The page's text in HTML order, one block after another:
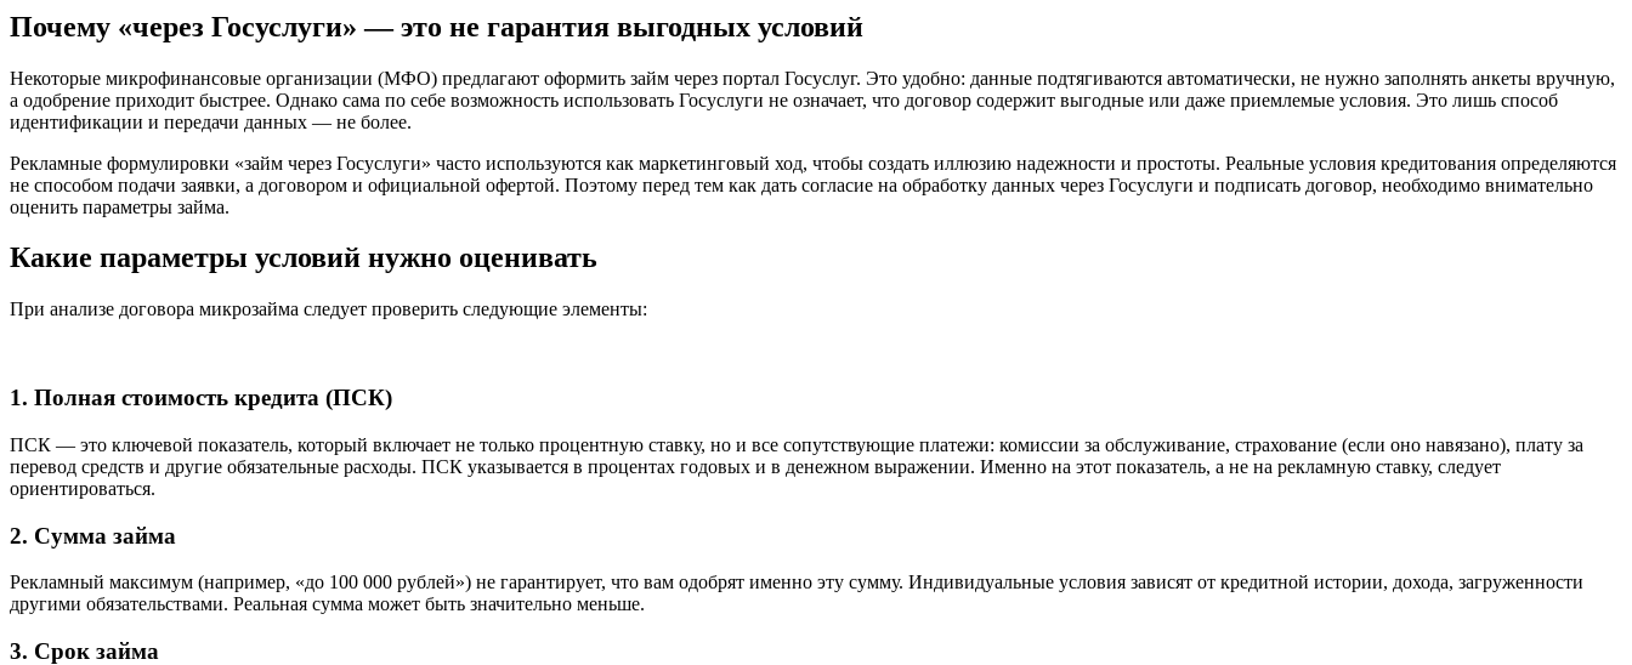
Почему «через Госуслуги» — это не гарантия выгодных условий
Некоторые микрофинансовые организации (МФО) предлагают оформить займ через портал Госуслуг. Это удобно: данные подтягиваются автоматически, не нужно заполнять анкеты вручную,
а одобрение приходит быстрее. Однако сама по себе возможность использовать Госуслуги не означает, что договор содержит выгодные или даже приемлемые условия. Это лишь способ
идентификации и передачи данных — не более.
Рекламные формулировки «займ через Госуслуги» часто используются как маркетинговый ход, чтобы создать иллюзию надежности и простоты. Реальные условия кредитования определяются
не способом подачи заявки, а договором и официальной офертой. Поэтому перед тем как дать согласие на обработку данных через Госуслуги и подписать договор, необходимо внимательно
оценить параметры займа.
Какие параметры условий нужно оценивать
При анализе договора микрозайма следует проверить следующие элементы:
1. Полная стоимость кредита (ПСК)
ПСК — это ключевой показатель, который включает не только процентную ставку, но и все сопутствующие платежи: комиссии за обслуживание, страхование (если оно навязано), плату за
перевод средств и другие обязательные расходы. ПСК указывается в процентах годовых и в денежном выражении. Именно на этот показатель, а не на рекламную ставку, следует
ориентироваться.
2. Сумма займа
Рекламный максимум (например, «до 100 000 рублей») не гарантирует, что вам одобрят именно эту сумму. Индивидуальные условия зависят от кредитной истории, дохода, загруженности
другими обязательствами. Реальная сумма может быть значительно меньше.
3. Срок займа